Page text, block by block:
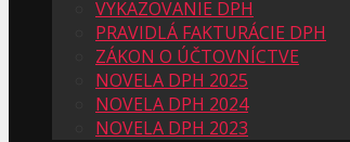
VYKAZOVANIE DPH
PRAVIDLÁ FAKTURÁCIE DPH
ZÁKON O ÚČTOVNÍCTVE
NOVELA DPH 2025
NOVELA DPH 2024
NOVELA DPH 2023